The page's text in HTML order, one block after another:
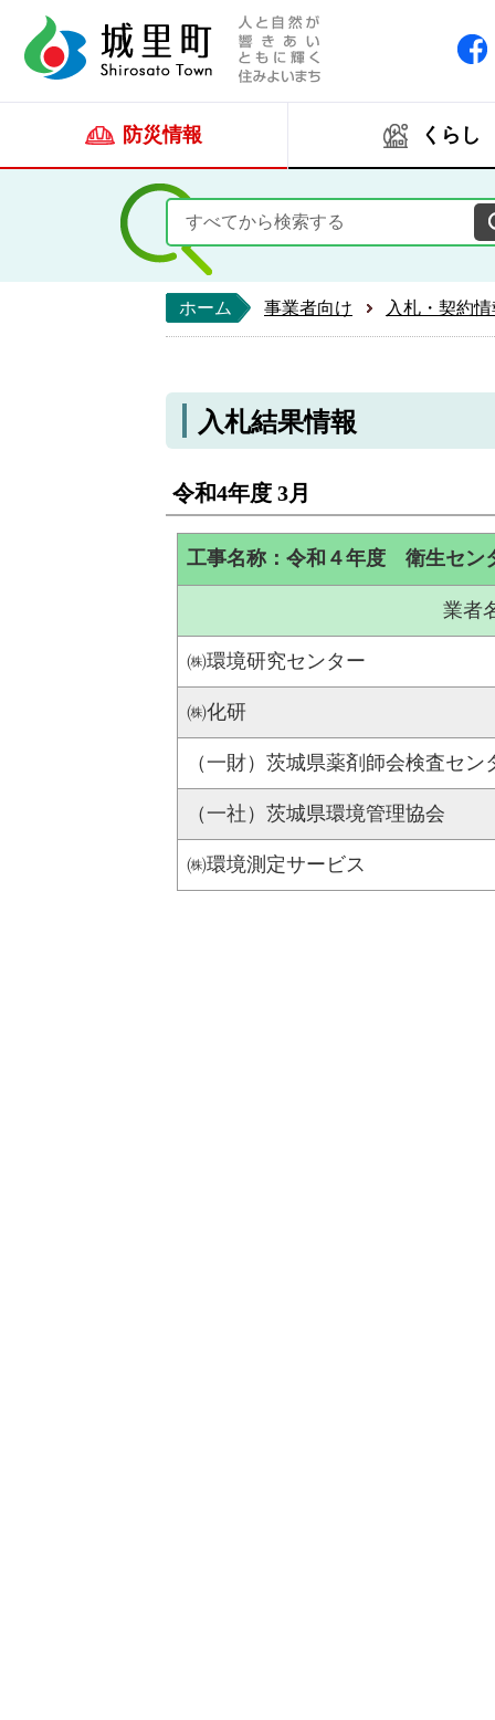
防災情報 くらし
ホーム 事業者向け 入札・契約
入札結果情報
令和4年度 3月
工事名称：令和４年度 衛生セン
業者
㈱環境研究センター
㈱化研
（一財）茨城県薬剤師会検査セン
（一社）茨城県環境管理協会
㈱環境測定サービス